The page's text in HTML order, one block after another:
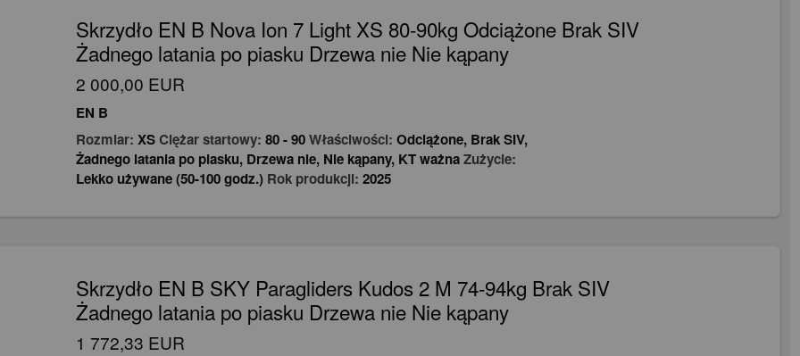
Skrzydło EN B Nova Ion 7 Light XS 80-90kg Odciążone Brak SIV
Żadnego latania po piasku Drzewa nie Nie kąpany
2 000,00 EUR
EN B
Rozmiar: XSCiężar startowy: 80-90Właściwości: Odciążone, Brak SIV,
Żadnego latania po piasku, Drzewa nie, Nie kąpany, KT ważnaZużycie:
Lekko używane (50-100 godz.)Rok produkcji: 2025
Skrzydło EN B SKY Paragliders Kudos 2 M 74-94kg Brak SIV
Żadnego latania po piasku Drzewa nie Nie kąpany
1 772,33 EUR